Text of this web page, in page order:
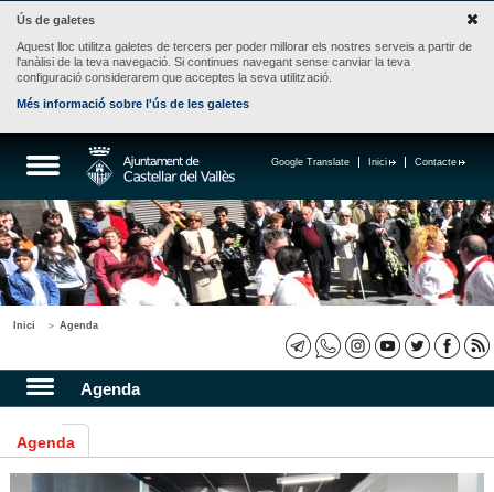
Ús de galetes
Aquest lloc utilitza galetes de tercers per poder millorar els nostres serveis a partir de
l'anàlisi de la teva navegació. Si continues navegant sense canviar la teva
configuració considerarem que acceptes la seva utilització.
Més informació sobre l'ús de les galetes
Contacte
Inici
Google Translate
Inici Agenda
Agenda
Agenda